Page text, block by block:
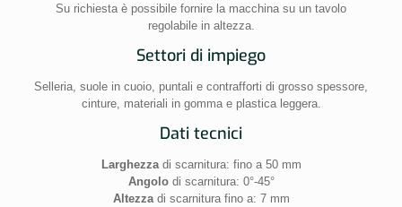
Su richiesta è possibile fornire la macchina su un tavolo
regolabile in altezza.
Settori di impiego
Selleria, suole in cuoio, puntali e contrafforti di grosso spessore,
cinture, materiali in gomma e plastica leggera.
Dati tecnici
Larghezzadi scarnitura: fino a 50 mm
Angolodi scarnitura: 0°-45°
Altezzadi scarnitura fino a: 7 mm